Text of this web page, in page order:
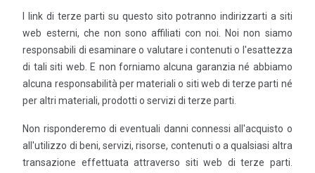
I link di terze parti su questo sito potranno indirizzarti a siti
web esterni, che non sono affiliati con noi. Noi non siamo
responsabili di esaminare o valutare i contenuti o l'esattezza
di tali siti web. E non forniamo alcuna garanzia né abbiamo
alcuna responsabilità per materiali o siti web di terze parti né
per altri materiali, prodotti o servizi di terze parti.
Non risponderemo di eventuali danni connessi all'acquisto o
all'utilizzo di beni, servizi, risorse, contenuti o a qualsiasi altra
transazione effettuata attraverso siti web di terze parti.